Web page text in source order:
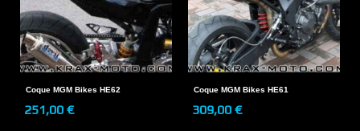
Coque MGM Bikes HE62
251,00 €
Coque MGM Bikes HE61
309,00 €